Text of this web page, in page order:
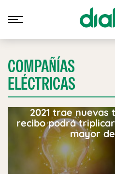
COMPAÑÍAS
ELÉCTRICAS
2021 trae nuevas
recibo podrá
mayor